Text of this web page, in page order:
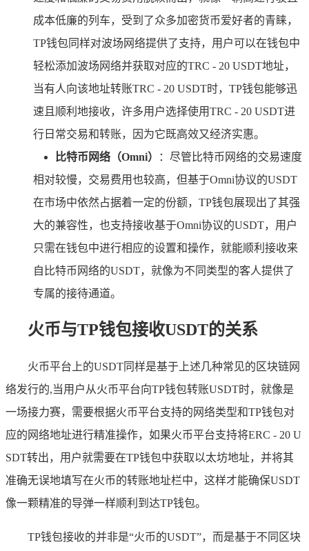
成本低廉的列车，受到了众多加密货币爱好者的青睐，
TP钱包同样对波场网络提供了支持，用户可以在钱包中
轻松添加波场网络并获取对应的TRC - 20 USDT地址，
当有人向该地址转账TRC - 20 USDT时，TP钱包能够迅
速且顺利地接收，许多用户选择使用TRC - 20 USDT进
行日常交易和转账，因为它既高效又经济实惠。
比特币网络（Omni）
：尽管比特币网络的交易速度
相对较慢，交易费用也较高，但基于Omni协议的USDT
在市场中依然占据着一定的份额，TP钱包展现出了其强
大的兼容性，也支持接收基于Omni协议的USDT，用户
只需在钱包中进行相应的设置和操作，就能顺利接收来
自比特币网络的USDT，就像为不同类型的客人提供了
专属的接待通道。
火币与TP钱包接收USDT的关系
火币平台上的USDT同样是基于上述几种常见的区块链网
络发行的,当用户从火币平台向TP钱包转账USDT时，就像是
一场接力赛，需要根据火币平台支持的网络类型和TP钱包对
应的网络地址进行精准操作，如果火币平台支持将ERC - 20 U
SDT转出，用户就需要在TP钱包中获取以太坊地址，并将其
准确无误地填写在火币的转账地址栏中，这样才能确保USDT
像一颗精准的导弹一样顺利到达TP钱包。
TP钱包接收的并非是“火币的USDT”，而是基于不同区块